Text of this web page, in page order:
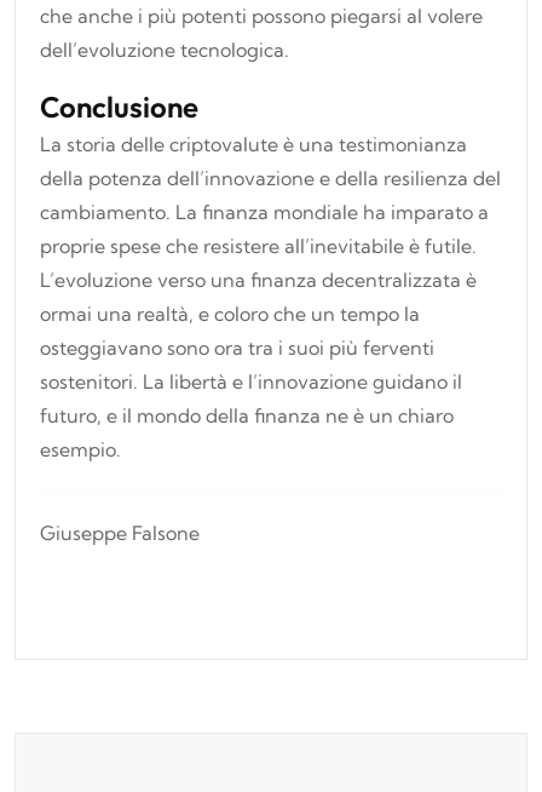
che anche i più potenti possono piegarsi al volere
dell’evoluzione tecnologica.
Conclusione
La storia delle criptovalute è una testimonianza
della potenza dell’innovazione e della resilienza del
cambiamento. La finanza mondiale ha imparato a
proprie spese che resistere all’inevitabile è futile.
L’evoluzione verso una finanza decentralizzata è
ormai una realtà, e coloro che un tempo la
osteggiavano sono ora tra i suoi più ferventi
sostenitori. La libertà e l’innovazione guidano il
futuro, e il mondo della finanza ne è un chiaro
esempio.
Giuseppe Falsone